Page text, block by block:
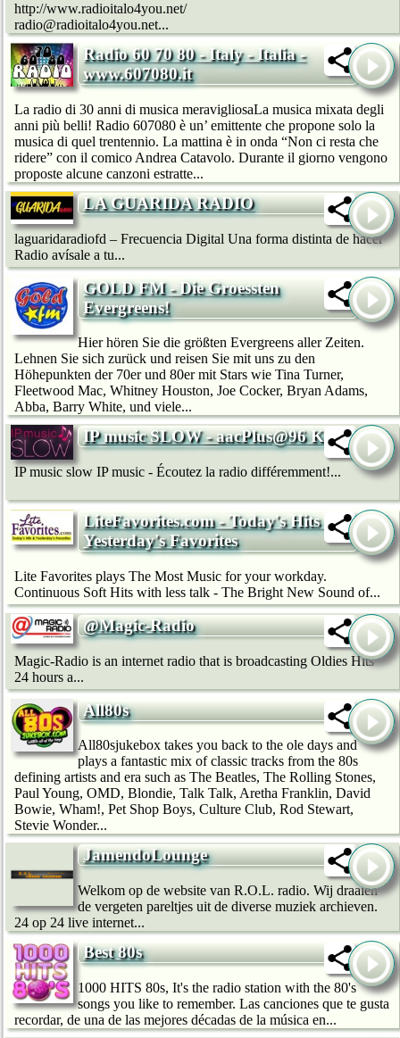
http://www.radioitalo4you.net/
radio@radioitalo4you.net...
Radio 60 70 80 - Italy - Italia -
www.607080.it
La radio di 30 anni di musica meravigliosaLa musica mixata degli
anni più belli! Radio 607080 è un’ emittente che propone solo la
musica di quel trentennio. La mattina è in onda “Non ci resta che
ridere” con il comico Andrea Catavolo. Durante il giorno vengono
proposte alcune canzoni estratte...
LA GUARIDA RADIO
laguaridaradiofd – Frecuencia Digital Una forma distinta de hacer
Radio avísale a tu...
GOLD FM - Die Groessten
Evergreens!
Hier hören Sie die größten Evergreens aller Zeiten.
Lehnen Sie sich zurück und reisen Sie mit uns zu den
Höhepunkten der 70er und 80er mit Stars wie Tina Turner,
Fleetwood Mac, Whitney Houston, Joe Cocker, Bryan Adams,
Abba, Barry White, und viele...
IP music SLOW - aacPlus@96 Kb/s
IP music slow IP music - Écoutez la radio différemment!...
LiteFavorites.com - Today's Hits &
Yesterday's Favorites
Lite Favorites plays The Most Music for your workday.
Continuous Soft Hits with less talk - The Bright New Sound of...
@Magic-Radio
Magic-Radio is an internet radio that is broadcasting Oldies Hits
24 hours a...
All80s
All80sjukebox takes you back to the ole days and
plays a fantastic mix of classic tracks from the 80s
defining artists and era such as The Beatles, The Rolling Stones,
Paul Young, OMD, Blondie, Talk Talk, Aretha Franklin, David
Bowie, Wham!, Pet Shop Boys, Culture Club, Rod Stewart,
Stevie Wonder...
JamendoLounge
Welkom op de website van R.O.L. radio. Wij draaien
de vergeten pareltjes uit de diverse muziek archieven.
24 op 24 live internet...
Best 80s
1000 HITS 80s, It's the radio station with the 80's
songs you like to remember. Las canciones que te gusta
recordar, de una de las mejores décadas de la música en...